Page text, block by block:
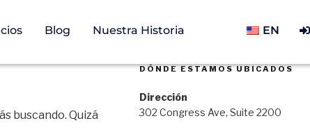
Blog Nuestra Historia EN
buscando. Quizá
DÓNDE ESTAMOS UBICADOS
Dirección
302 Congress Ave, Suite 2200